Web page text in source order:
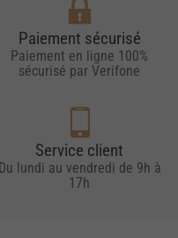
Paiement sécurisé
Paiement en ligne 100%
sécurisé par Verifone
Service client
Du lundi au vendredi de 9h à
17h